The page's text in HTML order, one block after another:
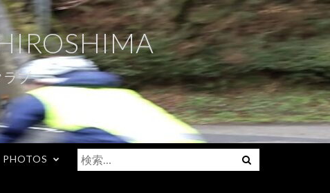
ラブ
PHOTOS Menu
検
索: